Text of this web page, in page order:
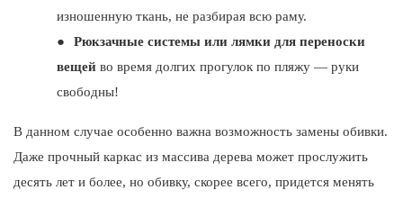
изношенную ткань, не разбирая всю раму.
●
Рюкзачные системы или лямки для переноски
вещей во время долгих прогулок по пляжу — руки
свободны!
В данном случае особенно важна возможность замены обивки.
Даже прочный каркас из массива дерева может прослужить
десять лет и более, но обивку, скорее всего, придется менять